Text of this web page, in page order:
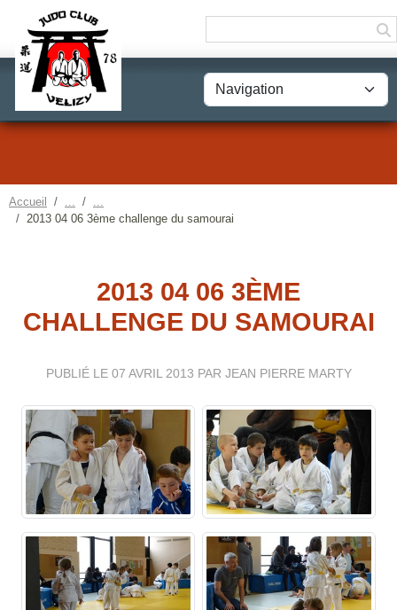
Accueil
2013 04 06 3ème challenge du samourai
2013 04 06 3ÈME
CHALLENGE DU SAMOURAI
PUBLIÉ LE 07 AVRIL 2013 PAR JEAN PIERRE MARTY
Panneau de gestion des cookies